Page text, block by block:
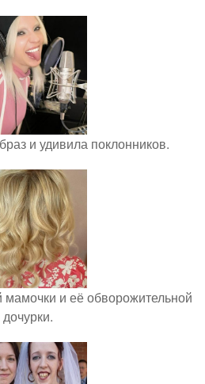
и удивила поклонников.
и её обворожительной
дочурки.